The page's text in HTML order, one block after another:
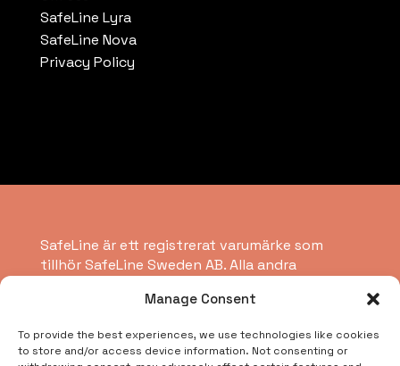
Manage Consent
To provide the best experiences, we use technologies like cookies
to store and/or access device information. Not consenting or
SafeLine Lyra
SafeLine Nova
Privacy Policy
SafeLine är ett registrerat varumärke som
tillhör SafeLine Sweden AB. Alla andra
varumärken eller registrerade servicemärken